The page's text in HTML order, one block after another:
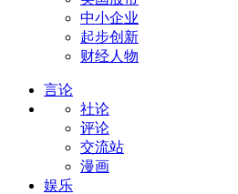
中小企业
起步创新
财经人物
言论
社论
评论
交流站
漫画
娱乐